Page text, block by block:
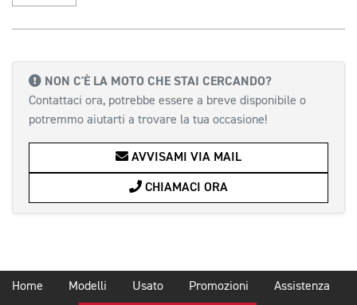
NON C'È LA MOTO CHE STAI CERCANDO?
Contattaci ora, potrebbe essere a breve disponibile o
potremmo aiutarti a trovare la tua occasione!
AVVISAMI VIA MAIL
CHIAMACI ORA
Home Modelli Usato Promozioni Assistenza